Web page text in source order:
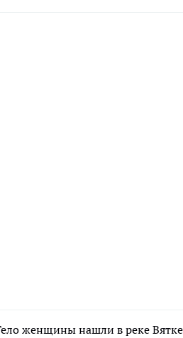
женщины нашли в реке